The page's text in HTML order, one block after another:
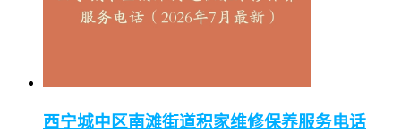
西宁城中区南滩街道积家维修保养服务电话